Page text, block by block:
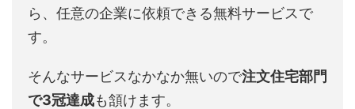
ら、任意の企業に依頼できる無料サービスで
す。
そんなサービスなかなか無いので注文住宅部門
で3冠達成も頷けます。